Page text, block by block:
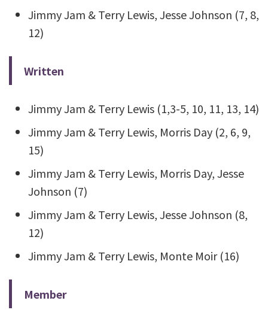
Jimmy Jam & Terry Lewis, Jesse Johnson (7, 8,
12)
Written
Jimmy Jam & Terry Lewis (1,3-5, 10, 11, 13, 14)
Jimmy Jam & Terry Lewis, Morris Day (2, 6, 9,
15)
Jimmy Jam & Terry Lewis, Morris Day, Jesse
Johnson (7)
Jimmy Jam & Terry Lewis, Jesse Johnson (8,
12)
Jimmy Jam & Terry Lewis, Monte Moir (16)
Member